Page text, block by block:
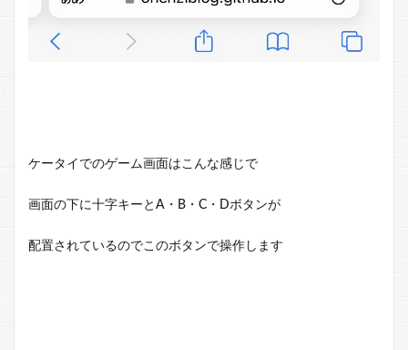
ケータイでのゲーム画面はこんな感じで
画面の下に十字キーとA・B・C・Dボタンが
配置されているのでこのボタンで操作します